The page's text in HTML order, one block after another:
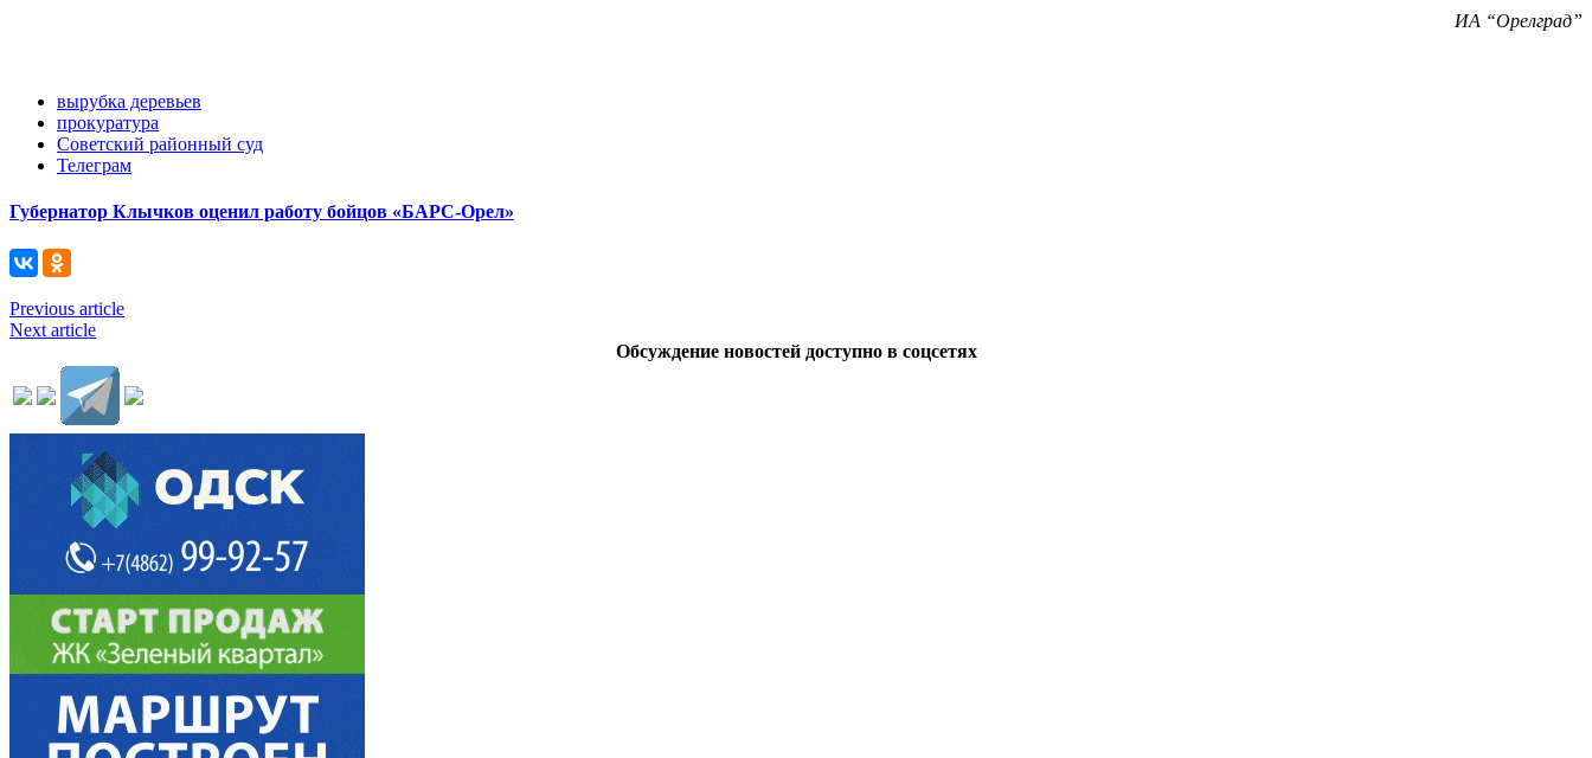
ИА “Орелград”
вырубка деревьев
прокуратура
Советский районный суд
Телеграм
Губернатор Клычков оценил работу бойцов «БАРС-Орел»
Previous article
Next article
Обсуждение новостей доступно в соцсетях